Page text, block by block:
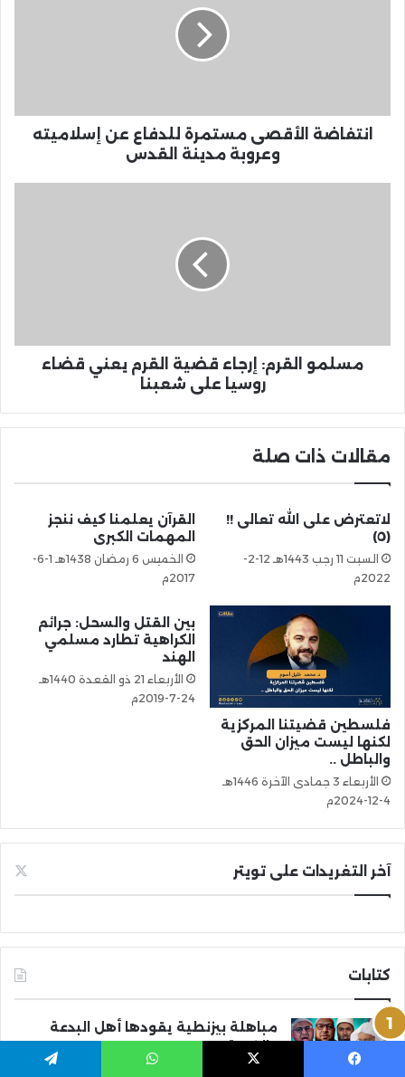
انتفاضة الأقصى مستمرة للدفاع عن إسلاميته
وعروبة مدينة القدس
مسلمو القرم: إرجاء قضية القرم يعني قضاء
روسيا على شعبنا
مقالات ذات صلة
لاتعترض على الله تعالى !!
(٥)
السبت 11 رجب 1443هـ 12-2-
2022م
القرآن يعلمنا كيف ننجز
المهمات الكبرى
الخميس 6 رمضان 1438هـ 1-6-
2017م
فلسطين قضيتنا المركزية
لكنها ليست ميزان الحق
والباطل ..
الأربعاء 3 جمادى الآخرة 1446هـ
4-12-2024م
بين القتل والسحل: جرائم
الكراهية تطارد مسلمي
الهند
الأربعاء 21 ذو القعدة 1440هـ
24-7-2019م
آخر التغريدات على تويتر
كتابات
مباهلة بيزنطية يقودها أهل البدعة
والفرقة
منذ 6 أيام